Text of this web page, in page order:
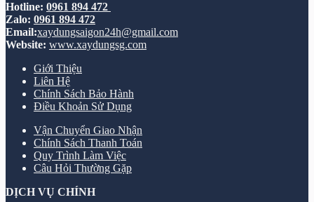
Hotline: 0961 894 472
Zalo: 0961 894 472
Email:xaydungsaigon24h@gmail.com
Website: www.xaydungsg.com
Giới Thiệu
Liên Hệ
Chính Sách Bảo Hành
Điều Khoản Sử Dụng
Vận Chuyển Giao Nhận
Chính Sách Thanh Toán
Quy Trình Làm Việc
Câu Hỏi Thường Gặp
DỊCH VỤ CHÍNH